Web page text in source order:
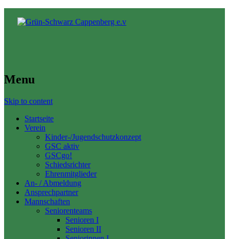
Menu
Skip to content
Startseite
Verein
Kinder-/Jugendschutzkonzept
GSC aktiv
GSCgo!
Schiedsrichter
Ehrenmitglieder
An- / Abmeldung
Ansprechpartner
Mannschaften
Seniorenteams
Senioren I
Senioren II